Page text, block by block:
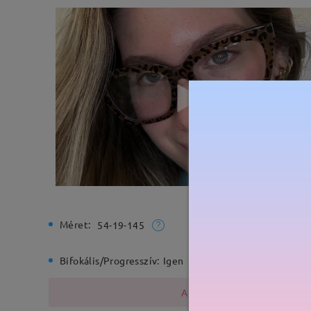
Méret: 54-19-145 Teljes
Bifokális/Progresszív: Igen
A fémszerkezet nikkelt